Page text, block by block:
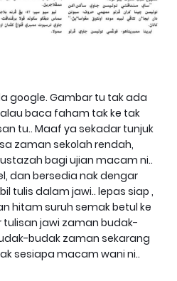
google. Gambar tu tak ada
baca faham tak ke tak
tu.. Maaf ya sekadar tunjuk
zaman sekolah rendah,
bagi ujian macam ni..
dan bersedia nak dengar
tulis dalam jawi.. lepas siap ,
hitam suruh semak betul ke
tulisan jawi zaman budak-
budak zaman sekarang
sesiapa macam wani ni..